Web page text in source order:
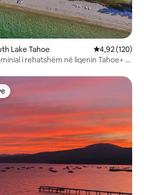
Lake Tahoe Vlerësimi
4,92 (120)
i rehatshëm në liqenin Tahoe+ I